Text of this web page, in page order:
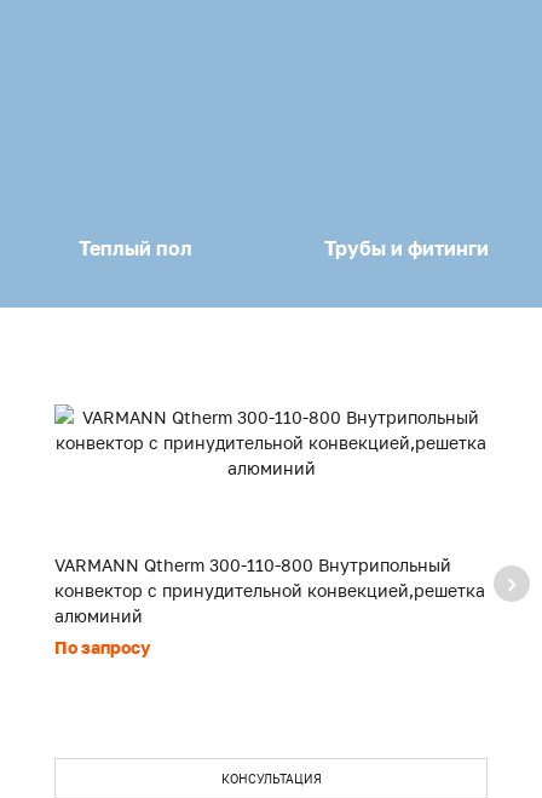
Теплый пол Трубы и фитинги
VARMANN Qtherm 300-110-800 Внутрипольный
конвектор с принудительной конвекцией,решетка
алюминий
По запросу
КОНСУЛЬТАЦИЯ